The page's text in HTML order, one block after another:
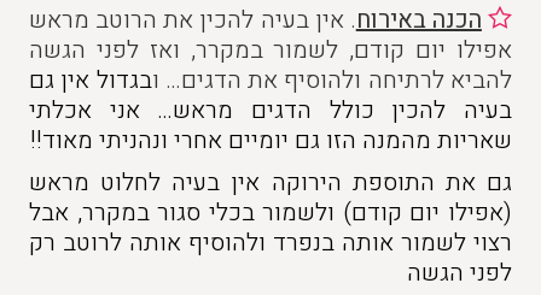
הכנה באירוח. אין בעיה להכין את הרוטב מראש
אפילו יום קודם, לשמור במקרר, ואז לפני הגשה
להביא לרתיחה ולהוסיף את הדגים… ובגדול אין גם
בעיה להכין כולל הדגים מראש… אני אכלתי
שאריות מהמנה הזו גם יומיים אחרי ונהניתי מאוד!!
גם את התוספת הירוקה אין בעיה לחלוט מראש
(אפילו יום קודם) ולשמור בכלי סגור במקרר, אבל
רצוי לשמור אותה בנפרד ולהוסיף אותה לרוטב רק
לפני הגשה